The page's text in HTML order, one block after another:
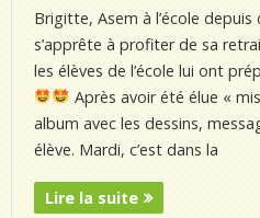
Brigitte, Asem à l’école
s’apprête à profiter de sa
les élèves de l’école lui ont
Après avoir été élue «
album avec les dessins,
élève. Mardi, c’est dans la
Lire la suite